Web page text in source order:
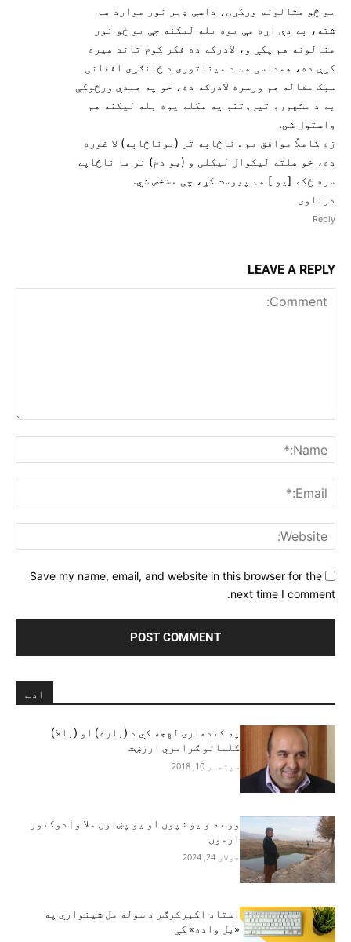
یو څو مثالونه ورکړی، داسې ډیر نور موارد هم
شته، په دې اړه مې یوه بله لیکنه چې یو ځو نور
مثالونه هم پکې و، لادرکه ده فکر کوم تاند هیره
کړې ده، همداسی هم د میناتوری د ځانګړی افغانی
سبک مقاله هم ورسره لادرکه ده، خو په همدې ورځوکې
به د مشهورو تیروتنو په هکله یوه بله لیکنه هم
واستول شي.
زه کاملاً موافق یم . ناڅاپه تر (یوناڅاپه) لا غوره
ده، خو هلته لیکوال لیکلی و (یو دم) نو ما ناڅاپه
سره ځکه [یو ] هم پیوست کړ، چې مشخص شي.
درناوی
Reply
LEAVE A REPLY
Save my name, email, and website in this browser for the
next time I comment.
ادب
په کندهارۍ لهجه کي د (باره) او (بالا)
کلماتو ګرامري ارزښت
سپتمبر 10, 2018
وو نه و یو شپون او یو پښتون ملا و | دوکتور
ازمون‎
جولای 24, 2024
استاد اکبرکرګر د سوله مل شینواري په
«بل واده» کې